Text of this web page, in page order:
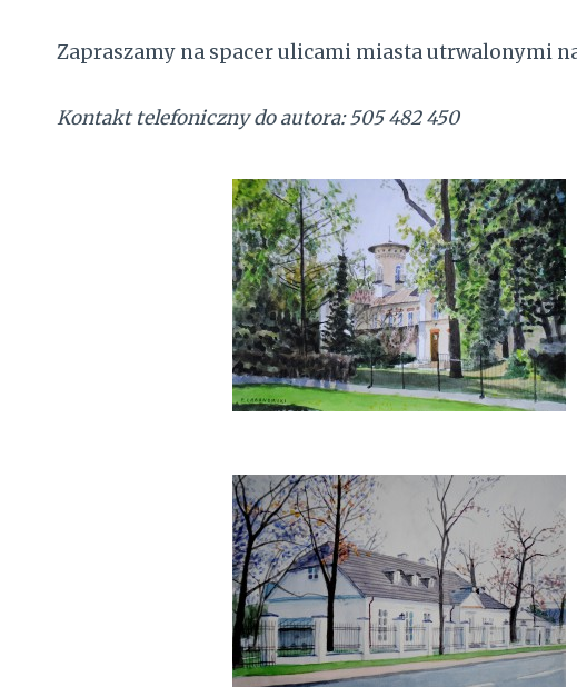
Zapraszamy na spacer ulicami miasta utrwalonymi
Kontakt telefoniczny do autora: 505 482 450